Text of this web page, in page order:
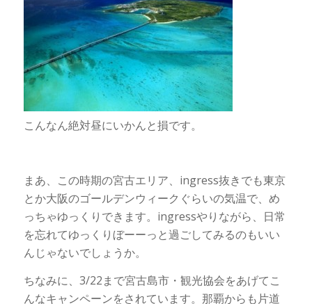
こんなん絶対昼にいかんと損です。
まあ、この時期の宮古エリア、ingress抜きでも東京
とか大阪のゴールデンウィークぐらいの気温で、め
っちゃゆっくりできます。ingressやりながら、日常
を忘れてゆっくりぼーーっと過ごしてみるのもいい
んじゃないでしょうか。
ちなみに、3/22まで宮古島市・観光協会をあげてこ
んなキャンペーンをされています。那覇からも片道